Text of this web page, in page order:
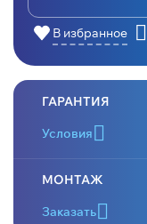
В избранное
ГАРАНТИЯ
Условия
МОНТАЖ
Заказать